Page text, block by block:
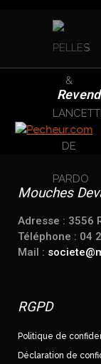
Mouches
Adresse : 3556
Téléphone : 04
Mail :
RGPD
Politique de
Déclaration de